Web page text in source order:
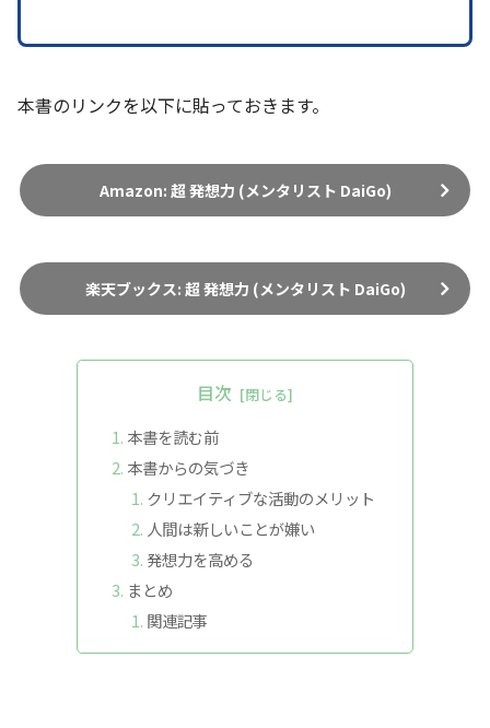
本書のリンクを以下に貼っておきます。
Amazon: 超 発想力 (メンタリスト DaiGo)
楽天ブックス: 超 発想力 (メンタリスト DaiGo)
目次
本書を読む前
本書からの気づき
クリエイティブな活動のメリット
人間は新しいことが嫌い
発想力を高める
まとめ
関連記事